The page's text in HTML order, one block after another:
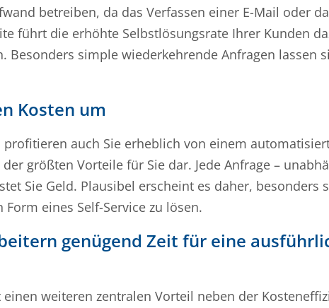
betreiben, da das Verfassen einer E-Mail oder
führt die erhöhte Selbstlösungsrate Ihrer Kunden
Besonders simple wiederkehrende Anfragen lassen
Kosten um
auch Sie erheblich von einem
größten Vorteile für Sie dar. Jede Anfrage –
Sie Geld. Plausibel erscheint es daher, besonders
eines Self-Service zu lösen.
genügend Zeit für eine
weiteren zentralen Vorteil neben der